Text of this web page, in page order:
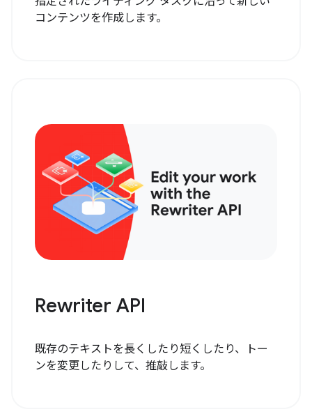
コンテンツを作成します。
Rewriter API
既存のテキストを長くしたり短くしたり、トー
ンを変更したりして、推敲します。